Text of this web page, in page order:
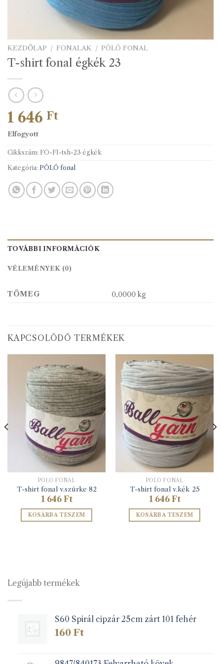
KEZDŐLAP / FONALAK / PÓLÓ FONAL
T-shirt fonal égkék 23
1 646 Ft
Elfogyott
Cikkszám: FO-FI-tsh-23 égkék
Kategória: PÓLÓ fonal
TOVÁBBI INFORMÁCIÓK
VÉLEMÉNYEK (0)
TÖMEG 0,0000 kg
KAPCSOLÓDÓ TERMÉKEK
PÓLÓ FONAL
T-shirt fonal v.szürke 82
1 646 Ft
KOSÁRBA TESZEM
PÓLÓ FONAL
T-shirt fonal v.kék 25
1 646 Ft
KOSÁRBA TESZEM
Legújabb termékek
S60 Spirál cipzár 25cm zárt 101 fehér
160 Ft